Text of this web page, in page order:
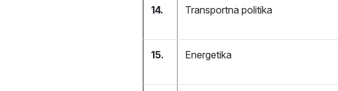
14. Transportna politika
15. Energetika